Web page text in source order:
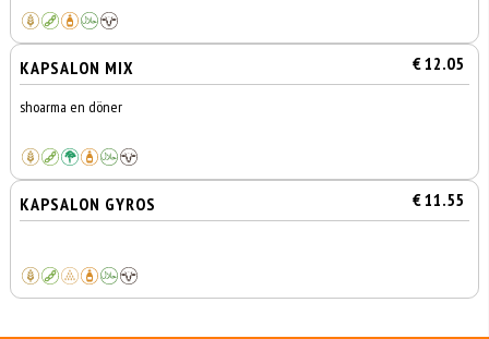
KAPSALON MIX € 12.05
shoarma en döner
KAPSALON GYROS € 11.55